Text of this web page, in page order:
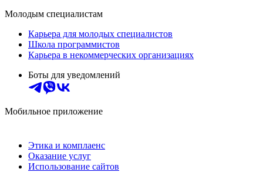
Молодым специалистам
Карьера для молодых специалистов
Школа программистов
Карьера в некоммерческих организациях
Боты для уведомлений
Мобильное приложение
Этика и комплаенс
Оказание услуг
Использование сайтов